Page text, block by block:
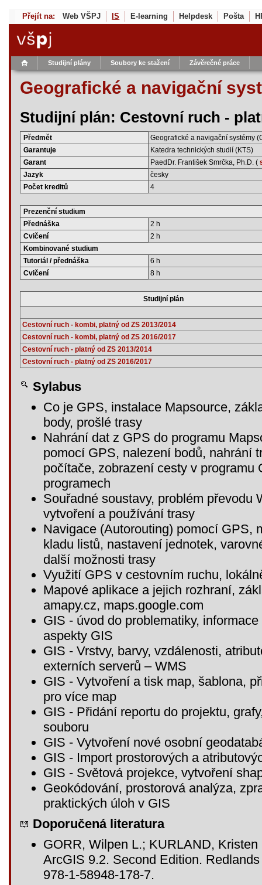
Přejít na: Web VŠPJ IS E-learning Helpdesk Pošta
Studijní plány Soubory ke stažení Závěrečné práce
Geografické a navigační
Studijní plán: Cestovní ruch -
Předmět
Geografické a navigační systémy
Garantuje
Katedra technických studií (KTS)
Garant
PaedDr. František Smrčka, Ph.D. (
Jazyk
česky
Počet kreditů
4
Prezenční studium
Přednáška
2 h
Cvičení
2 h
Kombinované studium
Tutoriál / přednáška
6 h
Cvičení
8 h
Studijní plán
Cestovní ruch - kombi, platný od ZS 2013/2014
Cestovní ruch - kombi, platný od ZS 2016/2017
Cestovní ruch - platný od ZS 2013/2014
Cestovní ruch - platný od ZS 2016/2017
Sylabus
Co je GPS, instalace Mapsource,
body, prošlé trasy
Nahrání dat z GPS do programu
pomocí GPS, nalezení bodů, nahrání
počítače, zobrazení cesty v programu
programech
Souřadné soustavy, problém převodu
vytvoření a používání trasy
Navigace (Autorouting) pomocí GPS,
kladu listů, nastavení jednotek,
další možnosti trasy
Využití GPS v cestovním ruchu,
Mapové aplikace a jejich rozhraní,
amapy.cz, maps.google.com
GIS - úvod do problematiky,
aspekty GIS
GIS - Vrstvy, barvy, vzdálenosti,
externích serverů – WMS
GIS - Vytvoření a tisk map, šablona,
pro více map
GIS - Přidání reportu do projektu,
souboru
GIS - Vytvoření nové osobní
GIS - Import prostorových a
GIS - Světová projekce, vytvoření
Geokódování, prostorová analýza,
praktických úloh v GIS
Doporučená literatura
GORR, Wilpen L.; KURLAND,
ArcGIS 9.2. Second Edition.
978-1-58948-178-7.